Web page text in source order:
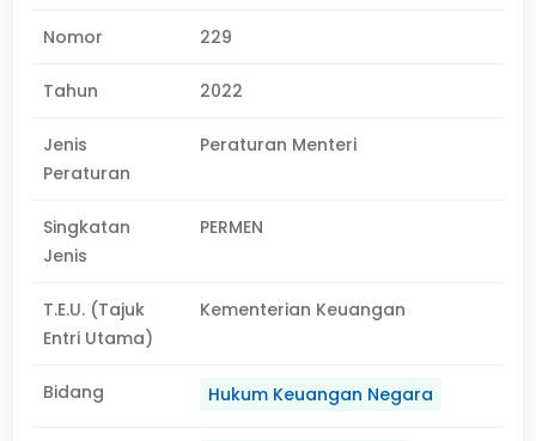
Nomor 229
Tahun 2022
Jenis
Peraturan
Peraturan Menteri
Singkatan
Jenis
PERMEN
T.E.U. (Tajuk
Entri Utama)
Kementerian Keuangan
Bidang Hukum Keuangan Negara